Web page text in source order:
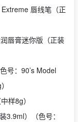
唇线笔（正
唇膏迷你版（正装
号：90’s Model
样8g）
3.9ml）（色号：